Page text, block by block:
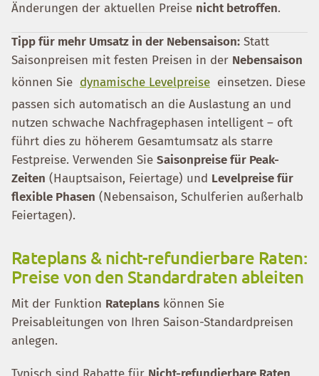
Änderungen der aktuellen Preise nicht betroffen.
Tipp für mehr Umsatz in der Nebensaison: Statt
Saisonpreisen mit festen Preisen in der Nebensaison
können Sie dynamische Levelpreise einsetzen. Diese
passen sich automatisch an die Auslastung an und
nutzen schwache Nachfragephasen intelligent – oft
führt dies zu höherem Gesamtumsatz als starre
Festpreise. Verwenden Sie Saisonpreise für Peak-
Zeiten (Hauptsaison, Feiertage) und Levelpreise für
flexible Phasen (Nebensaison, Schulferien außerhalb
Feiertagen).
Rateplans & nicht-refundierbare Raten:
Preise von den Standardraten ableiten
Mit der Funktion Rateplans können Sie
Preisableitungen von Ihren Saison-Standardpreisen
anlegen.